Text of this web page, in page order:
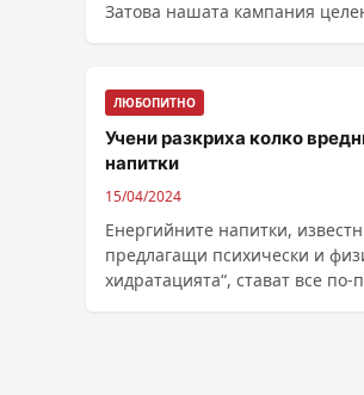
Затова нашата кампания
ЛЮБОПИТНО
Учени разкриха колко
напитки
15/04/2024
Енергийните напитки,
предлагащи психически и
хидратацията“, стават все